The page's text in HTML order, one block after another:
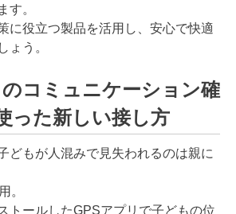
す。
に役立つ製品を活用し、安心で快適
ょう。
コミュニケーション確
った新しい接し方
どもが人混みで見失われるのは親に
。
トールしたGPSアプリで子どもの位